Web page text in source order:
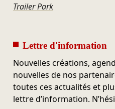
Trailer Park
Lettre d'information
Nouvelles créations,
nouvelles de nos
toutes ces actualités et
lettre d’information.